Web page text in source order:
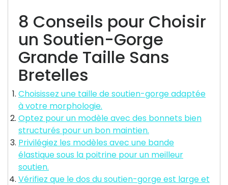
8 Conseils pour Choisir
un Soutien-Gorge
Grande Taille Sans
Bretelles
Choisissez une taille de soutien-gorge adaptée
à votre morphologie.
Optez pour un modèle avec des bonnets bien
structurés pour un bon maintien.
Privilégiez les modèles avec une bande
élastique sous la poitrine pour un meilleur
soutien.
Vérifiez que le dos du soutien-gorge est large et